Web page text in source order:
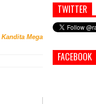
Kandita Mega
Panjang
TWITTER
FACEBOOK